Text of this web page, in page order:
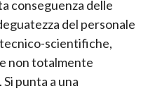
conseguenza delle
del personale
scientifiche,
non totalmente
punta a una